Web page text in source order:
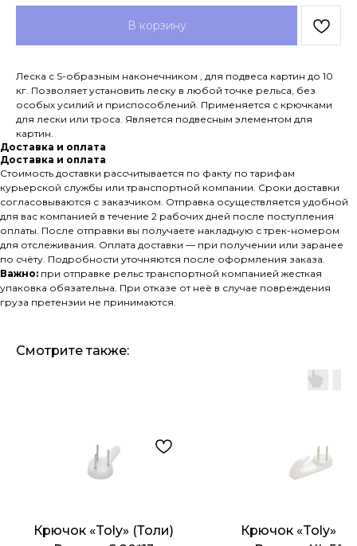
В корзину
Леска с S-образным наконечником , для подвеса картин до 10
кг. Позволяет установить леску в любой точке рельса, без
особых усилий и приспособлений. Применяется с крючками
для лески или троса. Является подвесным элементом для
картин.
Доставка и оплата
Доставка и оплата
Стоимость доставки рассчитывается по факту по тарифам
курьерской службы или транспортной компании. Сроки доставки
согласовываются с заказчиком. Отправка осуществляется удобной
для вас компанией в течение 2 рабочих дней после поступления
оплаты. После отправки вы получаете накладную с трек-номером
для отслеживания. Оплата доставки — при получении или заранее
по счёту. Подробности уточняются после оформления заказа.
Важно: при отправке рельс транспортной компанией жесткая
упаковка обязательна. При отказе от неё в случае повреждения
груза претензии не принимаются.
Смотрите также:
Крючок «Toly» (Толи)
Крючок «Toly»